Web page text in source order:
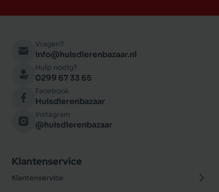
Vragen?
info@huisdierenbazaar.nl
Hulp nodig?
0299 67 33 65
Facebook
Huisdierenbazaar
Instagram
@huisdierenbazaar
Klantenservice
Klantenservice